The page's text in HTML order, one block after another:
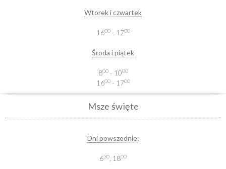
Wtorek i czwartek
1600- 1700
Środa i piątek
800- 1000
1600- 1700
Msze święte
Dni powszednie:
630 , 1800